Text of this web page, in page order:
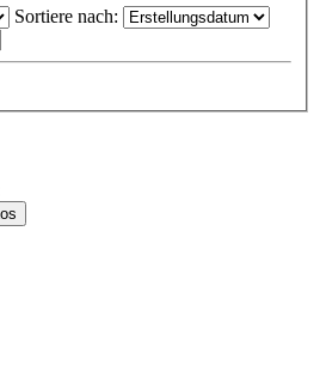
Sortiere nach: